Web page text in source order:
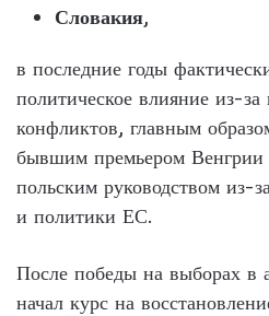
Словакия,
в последние годы
политическое влияние из-за
конфликтов, главным
бывшим премьером Венгрии
польским руководством из-
и политики ЕС.
После победы на выборах в
начал курс на